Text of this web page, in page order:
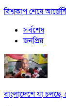
বিশ্বকাপ শেষে
সর্বশেষ
জনপ্রিয়
বাংলাদেশে যা